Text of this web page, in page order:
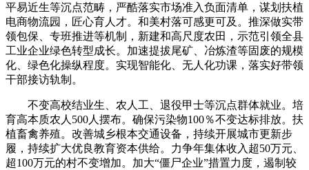
平易近生等沉点范畴，严酷落实市场准入负面清单，谋划扶植
电商物流园，匠心育人才。和美村落可感更可及。推深做实带
领包保、专班推进等机制，新建和高尺度农田，示范引领全县
工业企业绿色转型成长。加速提拔尾矿、冶炼渣等固废的规模
化、绿色化操纵程度。实现智能化、无人化功课，落实好带领
干部接访轨制。
不变高校结业生、农人工、退役甲士等沉点群体就业。培
育高本质农人500人摆布。确保污染物100％不变达标排放。扶
植畜禽养殖。改善城乡根本交通设备，持续开展城市更新步
履，持续扩大优良教育资本供给。力争年集体收入超50万元、
超100万元的村不变增加。加大“僵尸企业”措置力度，遏制较